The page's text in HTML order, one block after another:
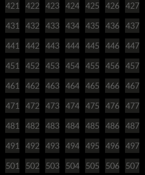
421 422 423 424 425 426 427
431 432 433 434 435 436 437
441 442 443 444 445 446 447
451 452 453 454 455 456 457
461 462 463 464 465 466 467
471 472 473 474 475 476 477
481 482 483 484 485 486 487
491 492 493 494 495 496 497
501 502 503 504 505 506 507